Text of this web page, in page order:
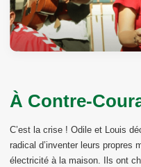
À Contre-
C’est la crise ! Odile et Louis
radical d’inventer leurs propres
électricité à la maison. Ils ont